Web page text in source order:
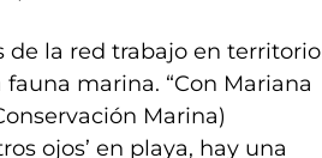
de la red trabajo en territorio
marina. “Con Mariana
Marina)
ojos’ en playa, hay una